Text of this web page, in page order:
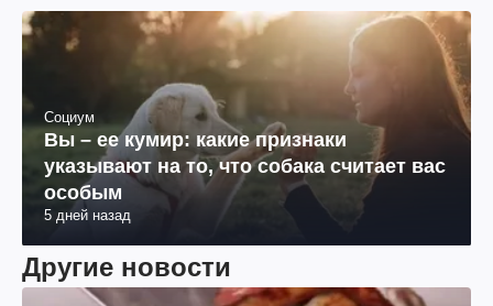
Социум
Вы – ее кумир: какие признаки
указывают на то, что собака считает вас
особым
5 дней назад
Другие новости